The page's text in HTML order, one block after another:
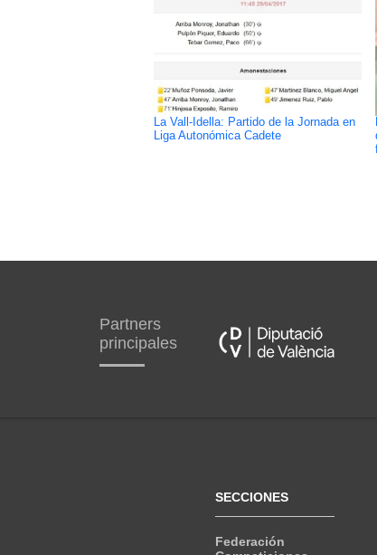
La Vall-Idella: Partido de la Jornada en
Liga Autonómica Cadete
Partners
principales
SECCIONES
Federación